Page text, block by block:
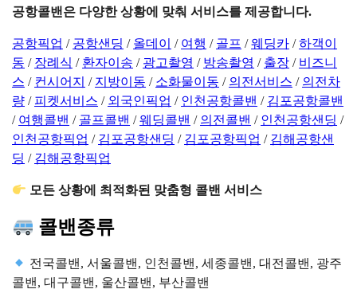
공항콜밴은 다양한 상황에 맞춰 서비스를 제공합니다.
공항픽업 / 공항샌딩 / 올데이 / 여행 / 골프 /웨딩카 /하객이
동 / 장례식 / 환자이송 / 광고촬영 / 방송촬영 / 출장 / 비즈니
스 / 컨시어지 / 지방이동 / 소화물이동 / 의전서비스 / 의전차
량 / 피켓서비스 / 외국인픽업 / 인천공항콜밴 / 김포공항콜밴
/ 여행콜밴 / 골프콜밴 /웨딩콜밴 / 의전콜밴 / 인천공항샌딩 /
인천공항픽업 / 김포공항샌딩 / 김포공항픽업 / 김해공항샌
딩 / 김해공항픽업
모든 상황에 최적화된 맞춤형 콜밴 서비스
콜밴종류
전국콜밴, 서울콜밴, 인천콜밴, 세종콜밴, 대전콜밴, 광주
콜밴, 대구콜밴, 울산콜밴, 부산콜밴